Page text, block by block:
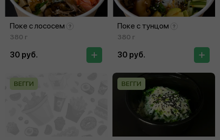
Поке с лососем
380 г
30 руб.
Поке с тунцом
380 г
30 руб.
ВЕГГИ ВЕГГИ